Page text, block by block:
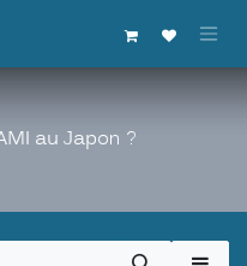
au Japon ?